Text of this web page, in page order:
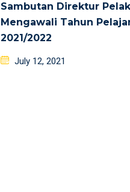
Sambutan Direktur
Mengawali Tahun
2021/2022
Posted
July 12, 2021